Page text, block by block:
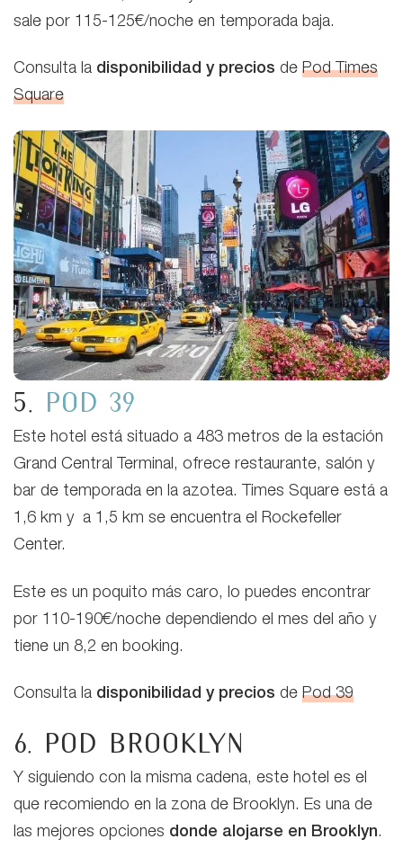
sale por 115-125€/noche en temporada baja.
Consulta la disponibilidad y precios de Pod Times
Square
5. Pod 39
Este hotel está situado a 483 metros de la estación
Grand Central Terminal, ofrece restaurante, salón y
bar de temporada en la azotea. Times Square está a
1,6 km y a 1,5 km se encuentra el Rockefeller
Center.
Este es un poquito más caro, lo puedes encontrar
por 110-190€/noche dependiendo el mes del año y
tiene un 8,2 en booking.
Consulta la disponibilidad y precios de Pod 39
6. Pod Brooklyn
Y siguiendo con la misma cadena, este hotel es el
que recomiendo en la zona de Brooklyn. Es una de
las mejores opciones donde alojarse en Brooklyn.